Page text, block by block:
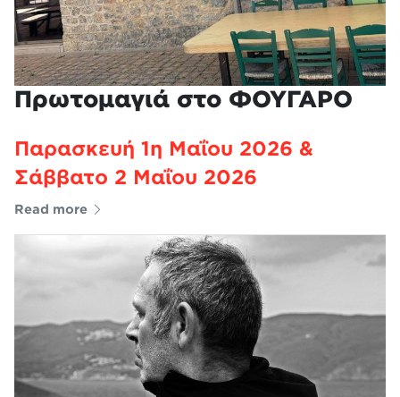
Πρωτομαγιά στο ΦΟΥΓΑΡΟ
Παρασκευή 1η Μαΐου 2026 &
Σάββατο 2 Μαΐου 2026
Read more